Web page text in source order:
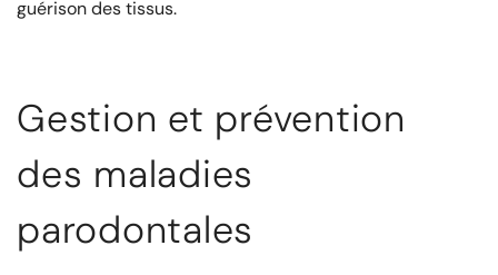
guérison des tissus.
Gestion et prévention
des maladies
parodontales